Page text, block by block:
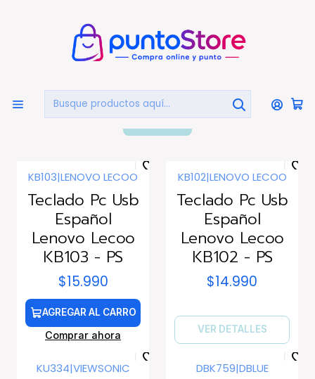
COMPUTACIÓN Periféricos Teclados
Teclados
KB103|LENOVO LECOO
Teclado Pc Usb
Español
Lenovo Lecoo
KB103 - PS
$15.990
AGREGAR AL CARRO
Comprar ahora
Agotado
KB102|LENOVO LECOO
Teclado Pc Usb
Español
Lenovo Lecoo
KB102 - PS
$14.990
VER DETALLES
KU334|VIEWSONIC DBK759|DBLUE